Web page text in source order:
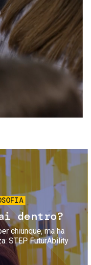
dentro?
chiunque, ma ha
STEP FuturAbility